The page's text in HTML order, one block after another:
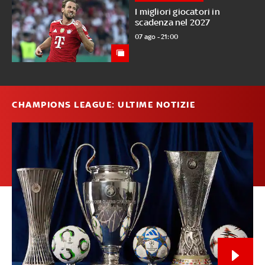
I migliori giocatori in
scadenza nel 2027
07 ago - 21:00
CHAMPIONS LEAGUE: ULTIME NOTIZIE